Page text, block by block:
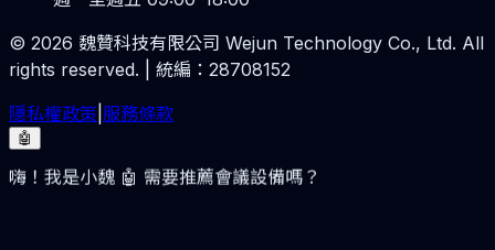
© 2026 魏贊科技有限公司 Wejun Technology Co., Ltd. All
rights reserved. | 統編：28708152
隱私權政策 服務條款
🤖
嗨！我是小魏 🤖 需要推薦會議設備嗎？